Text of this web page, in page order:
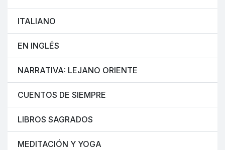
ITALIANO
EN INGLÉS
NARRATIVA: LEJANO ORIENTE
CUENTOS DE SIEMPRE
LIBROS SAGRADOS
MEDITACIÓN Y YOGA